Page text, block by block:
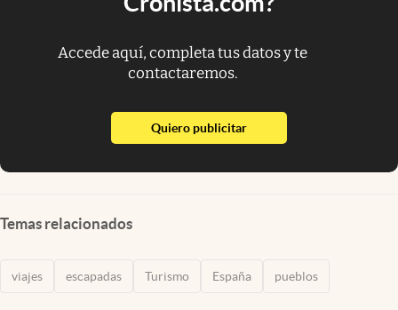
Accede aquí, completa tus datos y te
contactaremos.
Quiero publicitarabre en nueva pestaña
Temas relacionados
viajes escapadas Turismo España pueblos